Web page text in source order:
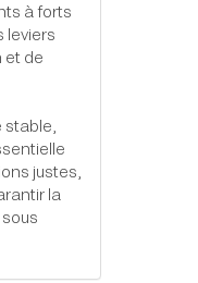
à forts
leviers
et de
justes,
la